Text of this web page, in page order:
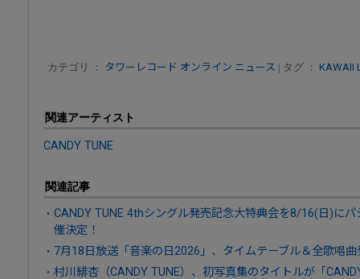
カテゴリ ： タワーレコード オンライン ニュース | タグ ： KAWAII
関連アーティスト
CANDY TUNE
関連記事
CANDY TUNE 4thシングル発売記念大特典会を8/16(日)に
催決定！
7月18日放送「音楽の日2026」、タイムテーブル＆全歌唱曲
村川緋杏（CANDY TUNE）、初写真集のタイトルが「